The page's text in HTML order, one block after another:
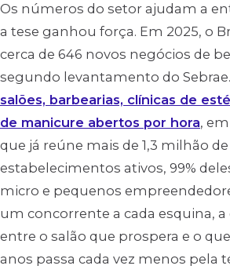
Os números do setor ajudam a
a tese ganhou força. Em 2025, o
cerca de 646 novos negócios de
segundo levantamento do Sebrae.
salões, barbearias, clínicas de
de manicure abertos por hora,
que já reúne mais de 1,3 milhão de
estabelecimentos ativos, 99%
micro e pequenos
um concorrente a cada esquina, a
entre o salão que prospera e o
anos passa cada vez menos pela